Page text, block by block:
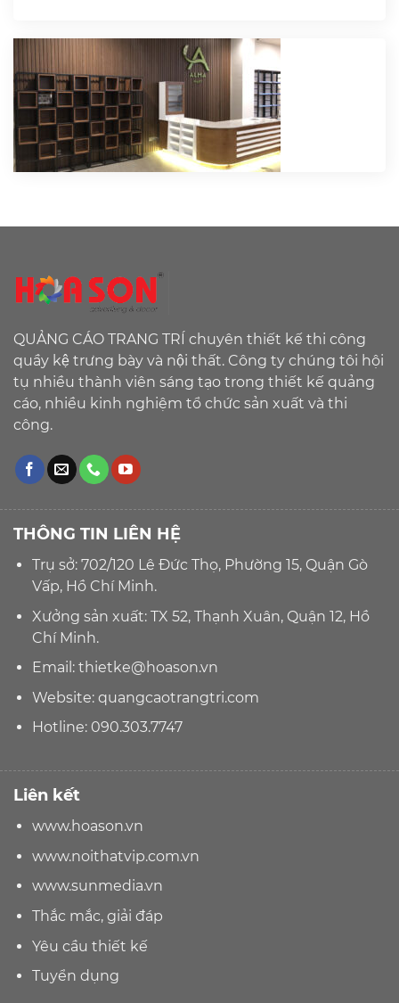
QUẢNG CÁO TRANG TRÍ chuyên thiết kế thi công
quầy kệ trưng bày và nội thất. Công ty chúng tôi hội
tụ nhiều thành viên sáng tạo trong thiết kế quảng
cáo, nhiều kinh nghiệm tổ chức sản xuất và thi
công.
THÔNG TIN LIÊN HỆ
Trụ sở: 702/120 Lê Đức Thọ, Phường 15, Quận Gò
Vấp, Hồ Chí Minh.
Xưởng sản xuất: TX 52, Thạnh Xuân, Quận 12, Hồ
Chí Minh.
Email: thietke@hoason.vn
Website:quangcaotrangtri.com
Hotline: 090.303.7747
Liên kết
www.hoason.vn
www.noithatvip.com.vn
www.sunmedia.vn
Thắc mắc, giải đáp
Yêu cầu thiết kế
Tuyển dụng